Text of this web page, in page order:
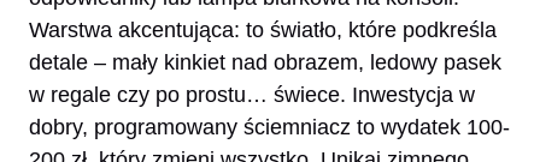
Warstwa akcentująca: to światło, które podkreśla
detale – mały kinkiet nad obrazem, ledowy pasek
w regale czy po prostu… świece. Inwestycja w
dobry, programowany ściemniacz to wydatek 100-